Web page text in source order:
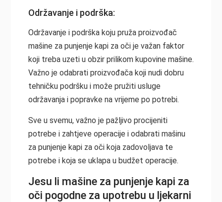
Održavanje i podrška:
Održavanje i podrška koju pruža proizvođač
mašine za punjenje kapi za oči je važan faktor
koji treba uzeti u obzir prilikom kupovine mašine.
Važno je odabrati proizvođača koji nudi dobru
tehničku podršku i može pružiti usluge
održavanja i popravke na vrijeme po potrebi.
Sve u svemu, važno je pažljivo procijeniti
potrebe i zahtjeve operacije i odabrati mašinu
za punjenje kapi za oči koja zadovoljava te
potrebe i koja se uklapa u budžet operacije.
Jesu li mašine za punjenje kapi za
oči pogodne za upotrebu u ljekarni